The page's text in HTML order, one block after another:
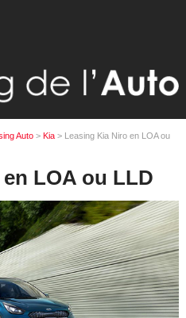
Auto> Kia> Leasing Kia Niro en LOA ou
LOA ou LLD